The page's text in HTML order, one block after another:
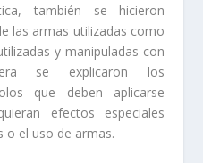
también se hicieron
las armas utilizadas como
y manipuladas con
se explicaron los
que deben aplicarse
efectos especiales
o el uso de armas.